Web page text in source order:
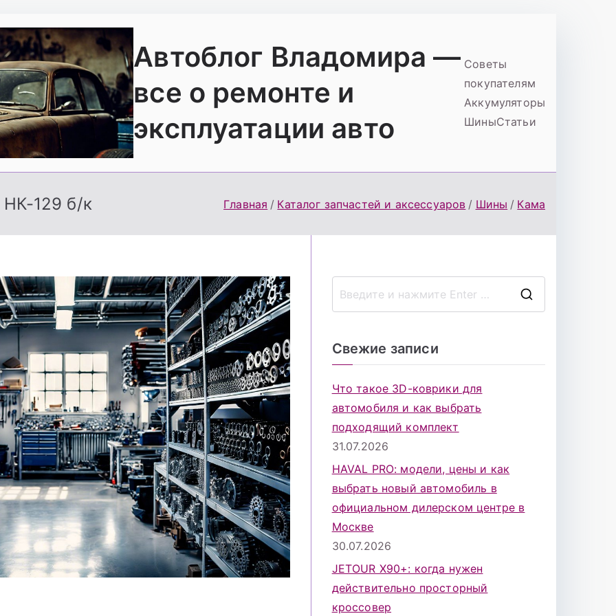
Автоблог Владомира —
все о ремонте и
эксплуатации авто
Советы
покупателям
Аккумуляторы
ШиныСтатьи
129 б/к Главная Каталог запчастей и аксессуаров Шины Кама
Свежие записи
Что такое 3D-коврики для
автомобиля и как выбрать
подходящий комплект
31.07.2026
HAVAL PRO: модели, цены и как
выбрать новый автомобиль в
официальном дилерском центре в
Москве
30.07.2026
JETOUR X90+: когда нужен
действительно просторный
кроссовер